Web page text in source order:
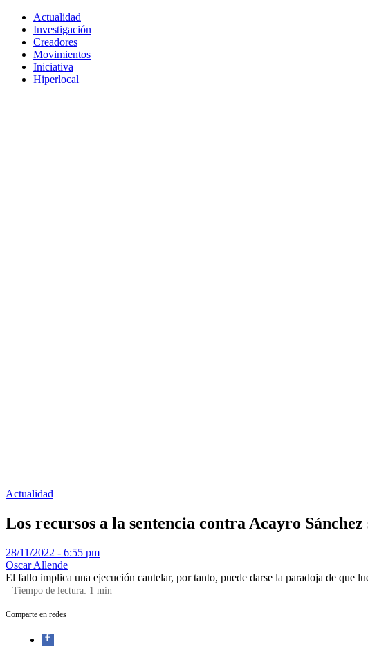
Actualidad
Investigación
Creadores
Movimientos
Iniciativa
Hiperlocal
Actualidad
Los recursos a la sentencia contra Acayro
28/11/2022 - 6:55 pm
Oscar Allende
El fallo implica una ejecución cautelar, por tanto, puede darse la paradoja de que
Tiempo de lectura: 1 min
Comparte en redes